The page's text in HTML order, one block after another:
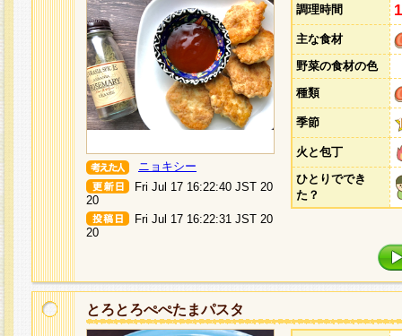
ニョキシー
Fri Jul 17 16:22:40 JST 20
20
Fri Jul 17 16:22:31 JST 20
20
調理時間
主な食材
野菜の食材の色
種類
季節
火と包丁
ひとりででき
た？
とろとろぺぺたまパスタ